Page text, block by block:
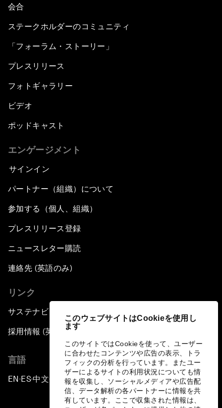
このウェブサイトはCookieを使用し
ます
このサイトではCookieを使って、ユーザー
に合わせたコンテンツや広告の表示、トラ
フィックの分析を行っています。またユー
ザーによるサイトの利用状況についても情
報を収集し、ソーシャルメディアや広告配
信、データ解析の各パートナーに情報を共
有しています。ここで収集された情報は、
会合
ステークホルダーのコミュニティ
「フォーラム・ストーリー」
プレスリリース
フォトギャラリー
ビデオ
ポッドキャスト
エンゲージメント
サインイン
パートナー（組織）について
参加する（個人、組織）
プレスリリース登録
ニュースレター購読
連絡先 (英語のみ)
リンク
サステナビリティへの取り組み
採用情報 (英語のみ)
言語
EN ▪ES▪中文▪ 日本語